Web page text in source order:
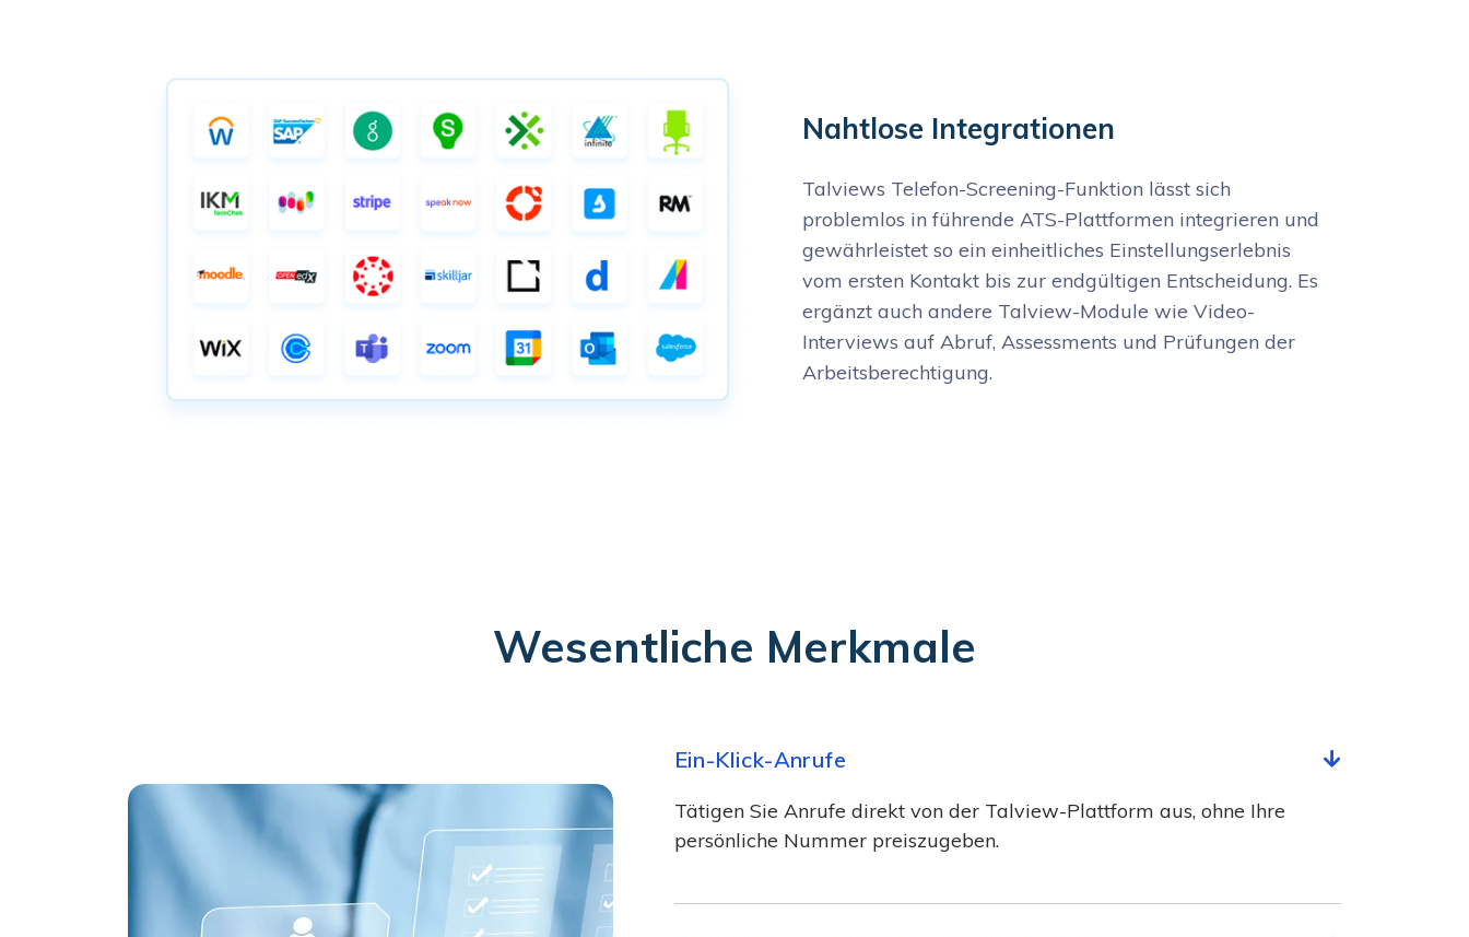
Nahtlose Integrationen
Talviews Telefon-Screening-Funktion lässt sich
problemlos in führende ATS-Plattformen integrieren und
gewährleistet so ein einheitliches Einstellungserlebnis
vom ersten Kontakt bis zur endgültigen Entscheidung. Es
ergänzt auch andere Talview-Module wie Video-
Interviews auf Abruf, Assessments und Prüfungen der
Arbeitsberechtigung.
Wesentliche Merkmale
Ein-Klick-Anrufe
Tätigen Sie Anrufe direkt von der Talview-Plattform aus, ohne Ihre
persönliche Nummer preiszugeben.